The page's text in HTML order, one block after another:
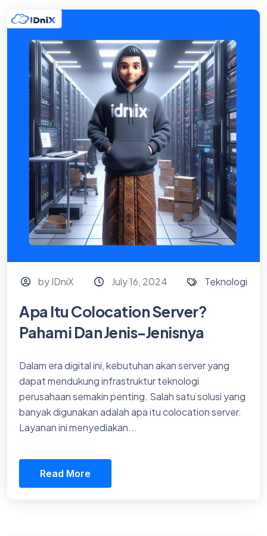
by IDniX July 16, 2024 Teknologi
Apa Itu Colocation Server?
Pahami Dan Jenis-Jenisnya
Dalam era digital ini, kebutuhan akan server yang
dapat mendukung infrastruktur teknologi
perusahaan semakin penting. Salah satu solusi yang
banyak digunakan adalah apa itu colocation server.
Layanan ini menyediakan...
Read More